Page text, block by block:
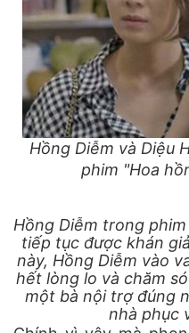
Hồng Diễm và Diệu
phim "Hoa
Hồng Diễm trong
tiếp tục được khán
này, Hồng Diễm vào
hết lòng lo và chăm
một bà nội trợ đúng
nhà phục